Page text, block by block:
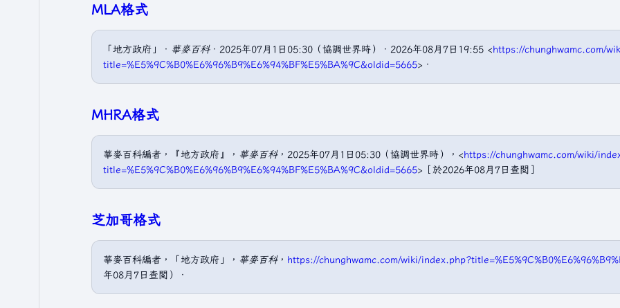
MLA格式
「地方政府」． 華麥百科．2025年07月1日05:30（協調世界時）．2026年08月7日19:55 <https://chunghwamc.com/
title=%E5%9C%B0%E6%96%B9%E6%94%BF%E5%BA%9C&oldid=5665>．
MHRA格式
華麥百科編者，『地方政府』， 華麥百科，2025年07月1日05:30（協調世界時），<https://chunghwamc.com/wiki/
title=%E5%9C%B0%E6%96%B9%E6%94%BF%E5%BA%9C&oldid=5665>［於2026年08月7日查閲］
芝加哥格式
華麥百科編者，「地方政府」， 華麥百科， https://chunghwamc.com/wiki/
年08月7日查閲）．